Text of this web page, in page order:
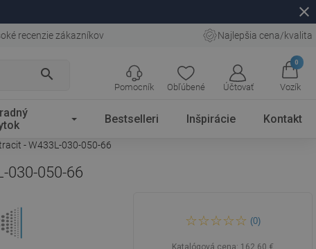
close
recenzie zákazníkov Najlepšia cena/kvalita
search
Obľúbené Účtovať
0
Vozík
Pomocník
Bestselleri Inšpirácie Kontakt
- W433L-030-050-66
030-050-66
radiátor 300 x 500 mm, bočné
W433L-030-050-66
(0)
Katalógová cena: 162,60 €